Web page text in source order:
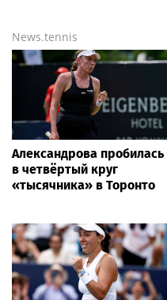
Bigpot.news
В Центральном округе
Росгвардии прошли
мероприятия к 108‑летию
генерала армии И.К.
Яковлева